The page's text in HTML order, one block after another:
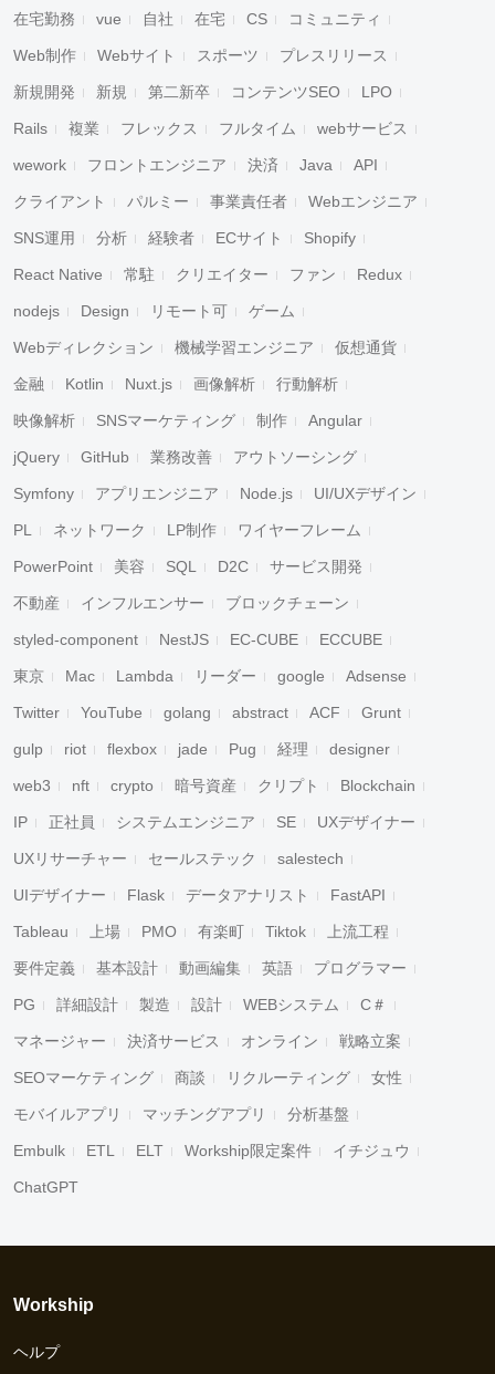
在宅勤務 vue 自社 在宅 CS コミュニティ
Web制作 Webサイト スポーツ プレスリリース
新規開発 新規 第二新卒 コンテンツSEO LPO
Rails 複業 フレックス フルタイム webサービス
wework フロントエンジニア 決済 Java API
クライアント パルミー 事業責任者 Webエンジニア
SNS運用 分析 経験者 ECサイト Shopify
React Native 常駐 クリエイター ファン Redux
nodejs Design リモート可 ゲーム
Webディレクション 機械学習エンジニア 仮想通貨
金融 Kotlin Nuxt.js 画像解析 行動解析
映像解析 SNSマーケティング 制作 Angular
jQuery GitHub 業務改善 アウトソーシング
Symfony アプリエンジニア Node.js UI/UXデザイン
PL ネットワーク LP制作 ワイヤーフレーム
PowerPoint 美容 SQL D2C サービス開発
不動産 インフルエンサー ブロックチェーン
styled-component NestJS EC-CUBE ECCUBE
東京 Mac Lambda リーダー google Adsense
Twitter YouTube golang abstract ACF Grunt
gulp riot flexbox jade Pug 経理 designer
web3 nft crypto 暗号資産 クリプト Blockchain
IP 正社員 システムエンジニア SE UXデザイナー
UXリサーチャー セールステック salestech
UIデザイナー Flask データアナリスト FastAPI
Tableau 上場 PMO 有楽町 Tiktok 上流工程
要件定義 基本設計 動画編集 英語 プログラマー
PG 詳細設計 製造 設計 WEBシステム C＃
マネージャー 決済サービス オンライン 戦略立案
SEOマーケティング 商談 リクルーティング 女性
モバイルアプリ マッチングアプリ 分析基盤
Embulk ETL ELT Workship限定案件 イチジュウ
ChatGPT
Workship
ヘルプ